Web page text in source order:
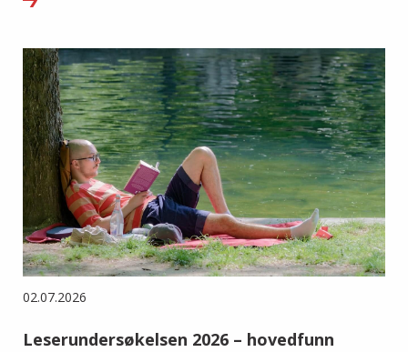
02.07.2026
Leserundersøkelsen 2026 – hovedfunn